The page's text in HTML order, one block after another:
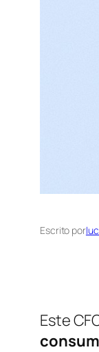
Escrito por
Este